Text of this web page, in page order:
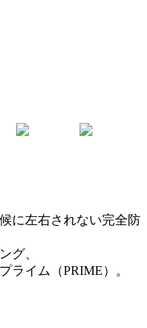
に左右されない完全防
グ、
ライム（PRIME）。